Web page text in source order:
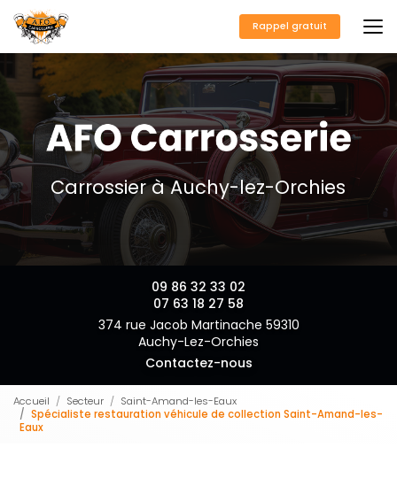
au
contenu
principal
Rappel gratuit
Carrossier à Auchy-lez-Orchies
09 86 32 33 02
07 63 18 27 58
374 rue Jacob Martinache 59310
Auchy-Lez-Orchies
Contactez-nous
Accueil Secteur
Saint-Amand-les-Eaux
Spécialiste restauration véhicule de collection Saint-Amand-les-
Eaux